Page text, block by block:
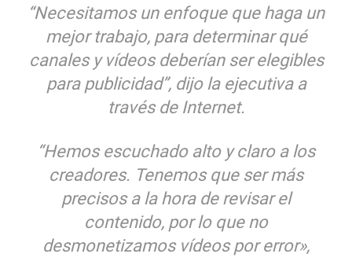
“Necesitamos un enfoque que haga un
mejor trabajo, para determinar qué
canales y vídeos deberían ser elegibles
para publicidad”, dijo la ejecutiva a
través de Internet.
“Hemos escuchado alto y claro a los
creadores. Tenemos que ser más
precisos a la hora de revisar el
contenido, por lo que no
desmonetizamos vídeos por error»,